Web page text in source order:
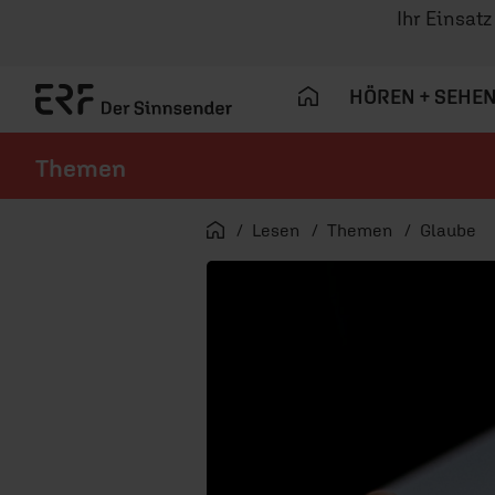
Ihr
HÖREN +
Themen
Startseite
Lesen Themen Glaube